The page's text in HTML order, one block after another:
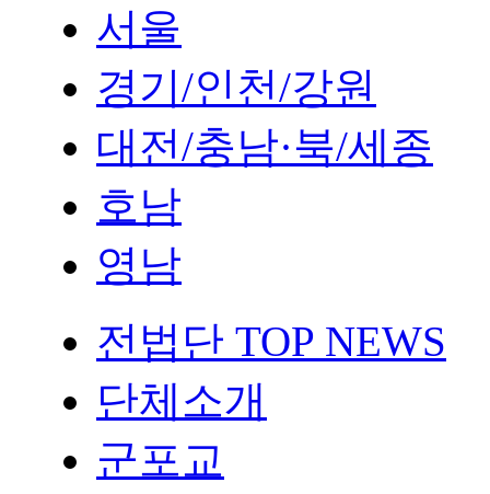
서울
경기/인천/강원
대전/충남·북/세종
호남
영남
전법단 TOP NEWS
단체소개
군포교